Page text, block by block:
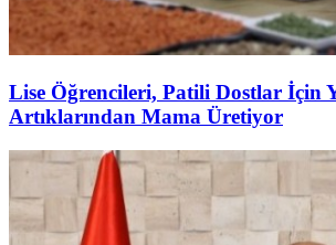
Lise Öğrencileri, Patili Dostlar İçin
Artıklarından Mama Üretiyor